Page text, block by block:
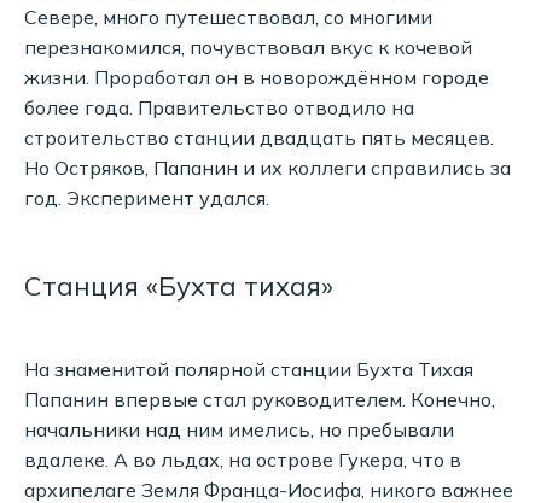
Севере, много путешествовал, со многими
перезнакомился, почувствовал вкус к кочевой
жизни. Проработал он в новорождённом городе
более года. Правительство отводило на
строительство станции двадцать пять месяцев.
Но Остряков, Папанин и их коллеги справились за
год. Эксперимент удался.
Станция «Бухта тихая»
На знаменитой полярной станции Бухта Тихая
Папанин впервые стал руководителем. Конечно,
начальники над ним имелись, но пребывали
вдалеке. А во льдах, на острове Гукера, что в
архипелаге Земля Франца-Иосифа, никого важнее